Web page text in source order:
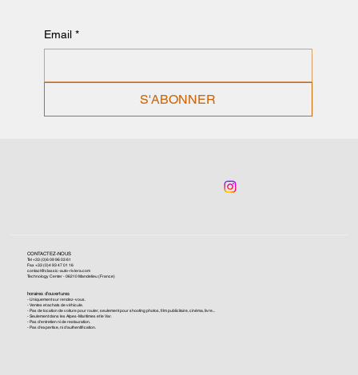
Email *
S'ABONNER
CONTACTEZ-NOUS
Tel +33 (0)6 09 96 03 61
Fax +33 (0)4 93 47 01 16
contact@classic-auto-riviera.com
Technology Center - 06210 Mandelieu (France)
horaires d'ouvertures
- Uniquement sur rendez-vous.
- Ventes et achats de véhicule.
- Pas de location de voiture pour rouler, seulement pour shooting photos, film publicitaire, cinéma, livre...
- Seulement dans les Alpes-Maritimes et le Var.
- Pas d'entretien ni de restauration.
- Pas d'expertise, ni d'authentification.